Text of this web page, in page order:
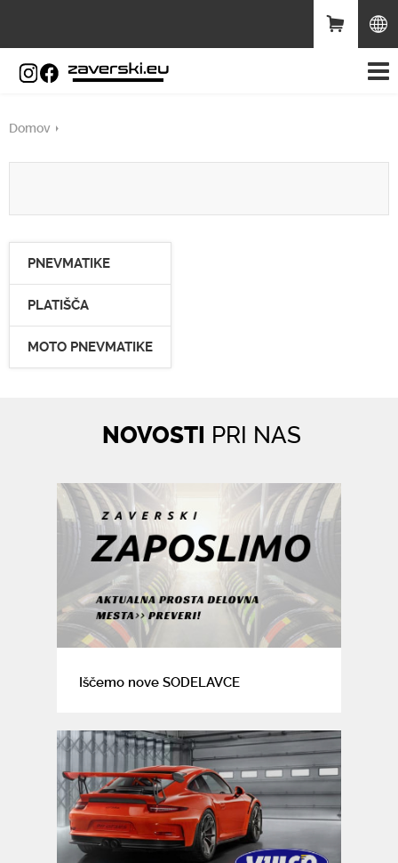
Domov
PNEVMATIKE
PLATIŠČA
MOTO PNEVMATIKE
NOVOSTI PRI NAS
Iščemo nove SODELAVCE